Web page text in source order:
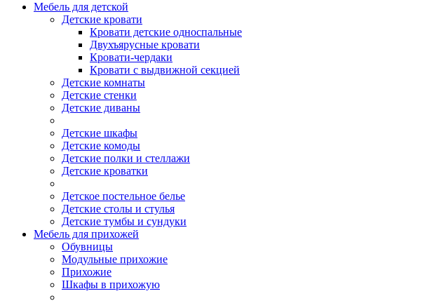
Мебель для детской
Детские кровати
Кровати детские односпальные
Двухъярусные кровати
Кровати-чердаки
Кровати с выдвижной секцией
Детские комнаты
Детские стенки
Детские диваны
Детские шкафы
Детские комоды
Детские полки и стеллажи
Детские кроватки
Детское постельное белье
Детские столы и стулья
Детские тумбы и сундуки
Мебель для прихожей
Обувницы
Модульные прихожие
Прихожие
Шкафы в прихожую